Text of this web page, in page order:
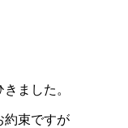
ました。
約束ですが